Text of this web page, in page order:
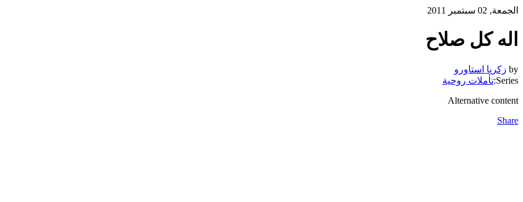
الجمعة, 02 سبتمبر 2011
اله كل صلاح
by زكريا استاورو
Series: تأملات روحية
Alternative content
Share